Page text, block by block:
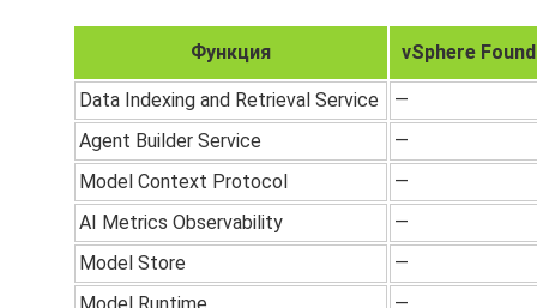
Функция vSphere
Data Indexing and Retrieval Service
—
Agent Builder Service
—
Model Context Protocol
—
AI Metrics Observability
—
Model Store
—